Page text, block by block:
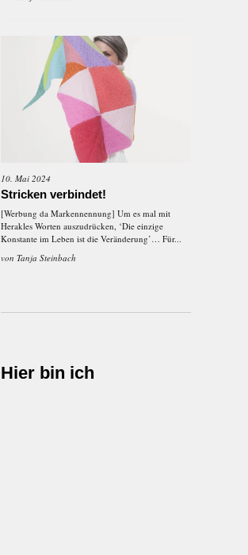
10. Mai 2024
Stricken verbindet!
[Werbung da Markennennung] Um es mal mit
Herakles Worten auszudrücken, ‘Die einzige
Konstante im Leben ist die Veränderung’… Für...
von Tanja Steinbach
Hier bin ich